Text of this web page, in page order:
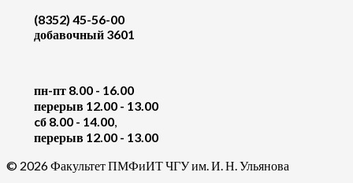
(8352) 45-56-00
добавочный 3601
пн-пт 8.00 - 16.00
перерыв 12.00 - 13.00
cб 8.00 - 14.00,
перерыв 12.00 - 13.00
© 2026 Факультет ПМФиИТ ЧГУ им. И. Н. Ульянова